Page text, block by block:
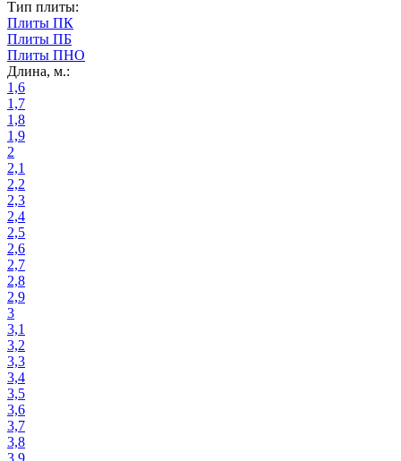
Тип плиты:
Плиты ПК
Плиты ПБ
Плиты ПНО
Длина, м.:
1,6
1,7
1,8
1,9
2
2,1
2,2
2,3
2,4
2,5
2,6
2,7
2,8
2,9
3
3,1
3,2
3,3
3,4
3,5
3,6
3,7
3,8
3,9